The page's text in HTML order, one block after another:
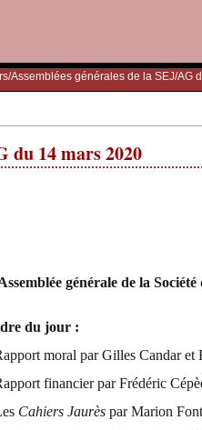
/Assemblées générales de la SEJ/AG
du 14 mars 2020
générale de la
du jour :
moral par Gilles Candar et
financier par Frédéric
Cahiers Jaurès par Marion